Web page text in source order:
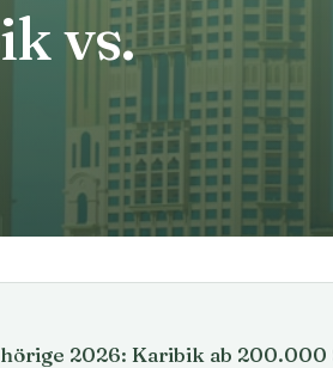
vs.
2026: Karibik ab 200.000